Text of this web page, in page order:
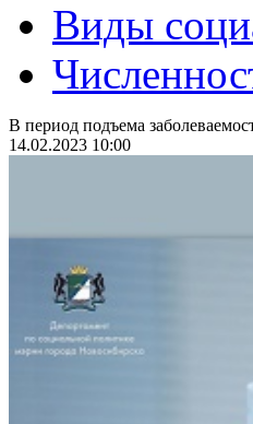
Виды
В период подъема
14.02.2023 10:00